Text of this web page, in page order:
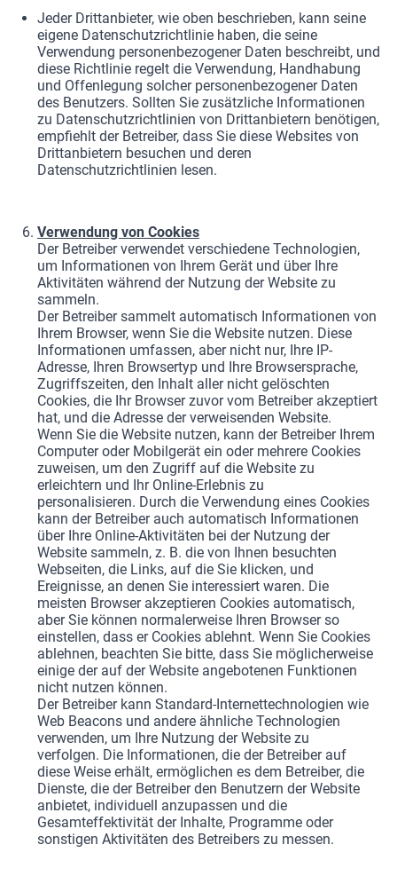
Jeder Drittanbieter, wie oben beschrieben, kann seine
eigene Datenschutzrichtlinie haben, die seine
Verwendung personenbezogener Daten beschreibt, und
diese Richtlinie regelt die Verwendung, Handhabung
und Offenlegung solcher personenbezogener Daten
des Benutzers. Sollten Sie zusätzliche Informationen
zu Datenschutzrichtlinien von Drittanbietern benötigen,
empfiehlt der Betreiber, dass Sie diese Websites von
Drittanbietern besuchen und deren
Datenschutzrichtlinien lesen.
Verwendung von Cookies
Der Betreiber verwendet verschiedene Technologien,
um Informationen von Ihrem Gerät und über Ihre
Aktivitäten während der Nutzung der Website zu
sammeln.
Der Betreiber sammelt automatisch Informationen von
Ihrem Browser, wenn Sie die Website nutzen. Diese
Informationen umfassen, aber nicht nur, Ihre IP-
Adresse, Ihren Browsertyp und Ihre Browsersprache,
Zugriffszeiten, den Inhalt aller nicht gelöschten
Cookies, die Ihr Browser zuvor vom Betreiber akzeptiert
hat, und die Adresse der verweisenden Website.
Wenn Sie die Website nutzen, kann der Betreiber Ihrem
Computer oder Mobilgerät ein oder mehrere Cookies
zuweisen, um den Zugriff auf die Website zu
erleichtern und Ihr Online-Erlebnis zu
personalisieren. Durch die Verwendung eines Cookies
kann der Betreiber auch automatisch Informationen
über Ihre Online-Aktivitäten bei der Nutzung der
Website sammeln, z. B. die von Ihnen besuchten
Webseiten, die Links, auf die Sie klicken, und
Ereignisse, an denen Sie interessiert waren. Die
meisten Browser akzeptieren Cookies automatisch,
aber Sie können normalerweise Ihren Browser so
einstellen, dass er Cookies ablehnt. Wenn Sie Cookies
ablehnen, beachten Sie bitte, dass Sie möglicherweise
einige der auf der Website angebotenen Funktionen
nicht nutzen können.
Der Betreiber kann Standard-Internettechnologien wie
Web Beacons und andere ähnliche Technologien
verwenden, um Ihre Nutzung der Website zu
verfolgen. Die Informationen, die der Betreiber auf
diese Weise erhält, ermöglichen es dem Betreiber, die
Dienste, die der Betreiber den Benutzern der Website
anbietet, individuell anzupassen und die
Gesamteffektivität der Inhalte, Programme oder
sonstigen Aktivitäten des Betreibers zu messen.